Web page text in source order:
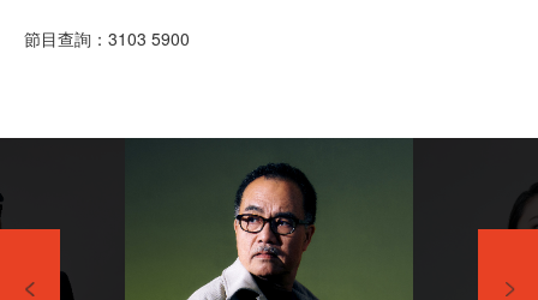
節目查詢：3103 5900